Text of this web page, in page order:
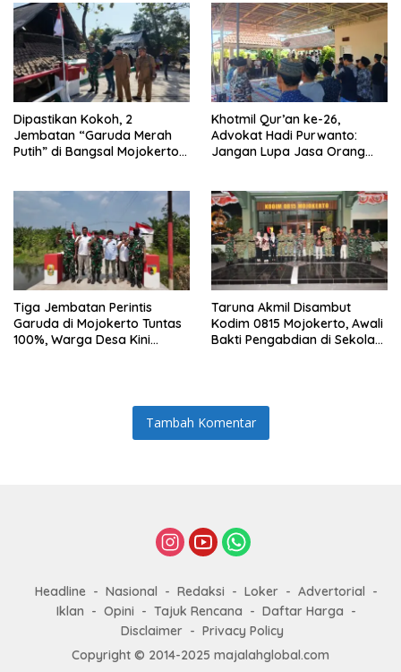
Dipastikan Kokoh, 2
Jembatan “Garuda Merah
Putih” di Bangsal Mojokerto
Khotmil Qur’an ke-26,
Advokat Hadi Purwanto:
Jangan Lupa Jasa Orang
Tiga Jembatan Perintis
Garuda di Mojokerto Tuntas
100%, Warga Desa Kini
Taruna Akmil Disambut
Kodim 0815 Mojokerto, Awali
Bakti Pengabdian di Sekolah
Tambah Komentar
Headline Nasional Redaksi Loker
Advertorial
Iklan
Opini Tajuk Rencana
Daftar Harga
Disclaimer
Privacy Policy
Copyright © 2014-2025 majalahglobal.com